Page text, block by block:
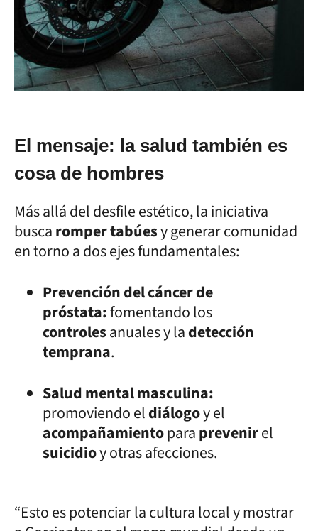
El mensaje: la salud también es
cosa de hombres
Más allá del desfile estético, la iniciativa
buscaromper tabúesy generar comunidad
en torno a dos ejes fundamentales:
Prevención del cáncer de
próstata:fomentando los
controlesanuales y ladetección
temprana.
Salud mental masculina:
promoviendo eldiálogoy el
acompañamientoparaprevenirel
suicidioy otras afecciones.
“Esto es potenciar la cultura local y mostrar